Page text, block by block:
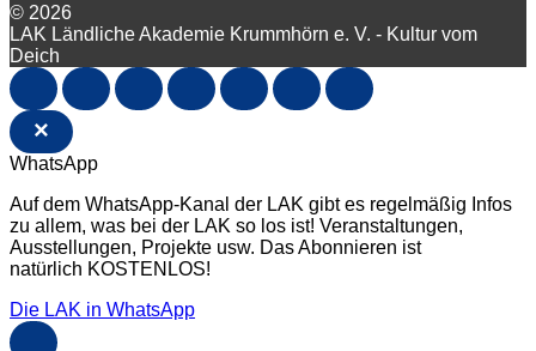
© 2026
LAK Ländliche Akademie Krummhörn e. V. - Kultur vom
Deich
×
WhatsApp
Auf dem WhatsApp-Kanal der LAK gibt es regelmäßig Infos
zu allem, was bei der LAK so los ist! Veranstaltungen,
Ausstellungen, Projekte usw. Das Abonnieren ist
natürlich KOSTENLOS!
Die LAK in WhatsApp